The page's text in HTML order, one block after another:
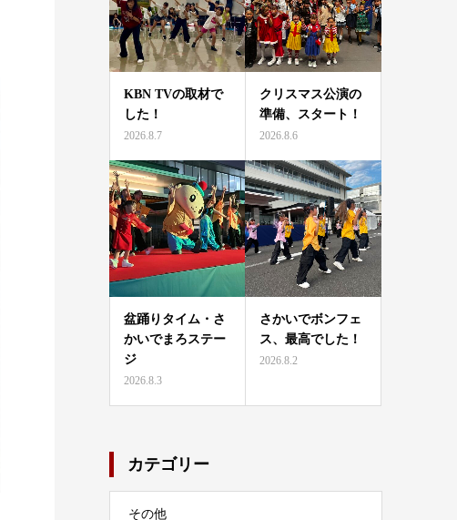
KBN TVの取材で
した！
2026.8.7
クリスマス公演の
準備、スタート！
2026.8.6
盆踊りタイム・さ
かいでまろステー
ジ
2026.8.3
さかいでボンフェ
ス、最高でした！
2026.8.2
カテゴリー
その他